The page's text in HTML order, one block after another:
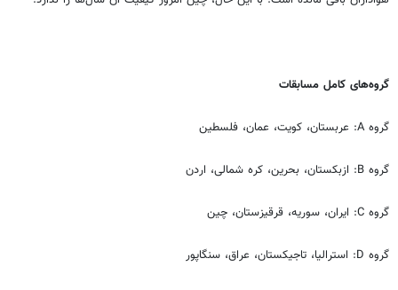
گروه‌های کامل مسابقات
گروه A: عربستان، کویت، عمان، فلسطین
گروه B: ازبکستان، بحرین، کره شمالی، اردن
گروه C: ایران، سوریه، قرقیزستان، چین
گروه D: استرالیا، تاجیکستان، عراق، سنگاپور